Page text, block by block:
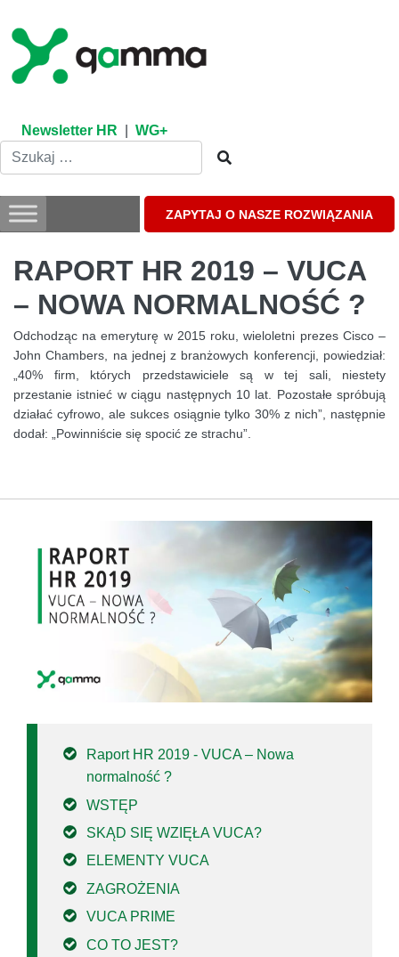
content
Newsletter HR WG+
ZAPYTAJ O NASZE ROZWIĄZANIA
RAPORT HR 2019 – VUCA
– NOWA NORMALNOŚĆ ?
Odchodząc na emeryturę w 2015 roku, wieloletni prezes Cisco –
John Chambers, na jednej z branżowych konferencji, powiedział:
„40% firm, których przedstawiciele są w tej sali, niestety
przestanie istnieć w ciągu następnych 10 lat. Pozostałe spróbują
działać cyfrowo, ale sukces osiągnie tylko 30% z nich”, następnie
dodał: „Powinniście się spocić ze strachu”.
Raport HR 2019 - VUCA – Nowa
normalność ?
WSTĘP
SKĄD SIĘ WZIĘŁA VUCA?
ELEMENTY VUCA
ZAGROŻENIA
VUCA PRIME
CO TO JEST?